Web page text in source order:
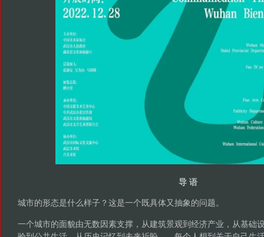
导 语
城市的形态是什么样子？这是一个既具体又抽象的问题。
一个城市的面貌由无数因素支撑，从建筑景观到经济产业，从基础